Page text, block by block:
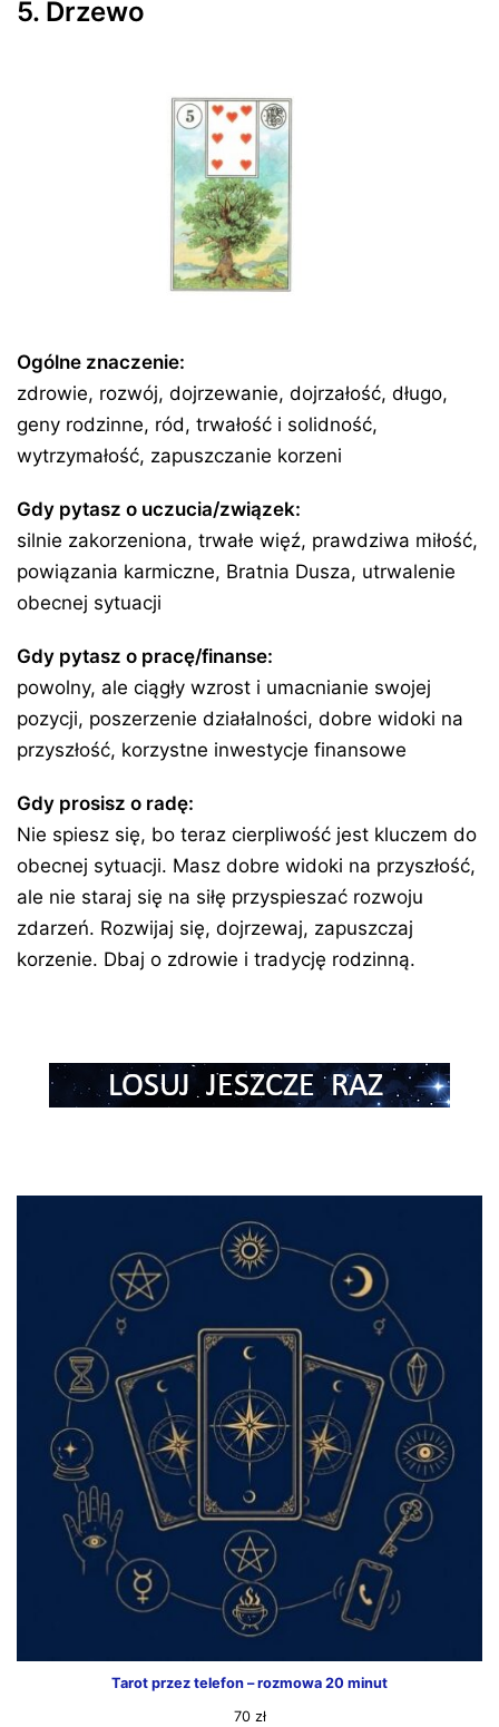
5. Drzewo
Ogólne znaczenie:
zdrowie, rozwój, dojrzewanie, dojrzałość, długo,
geny rodzinne, ród, trwałość i solidność,
wytrzymałość, zapuszczanie korzeni
Gdy pytasz o uczucia/związek:
silnie zakorzeniona, trwałe więź, prawdziwa miłość,
powiązania karmiczne, Bratnia Dusza, utrwalenie
obecnej sytuacji
Gdy pytasz o pracę/finanse:
powolny, ale ciągły wzrost i umacnianie swojej
pozycji, poszerzenie działalności, dobre widoki na
przyszłość, korzystne inwestycje finansowe
Gdy prosisz o radę:
Nie spiesz się, bo teraz cierpliwość jest kluczem do
obecnej sytuacji. Masz dobre widoki na przyszłość,
ale nie staraj się na siłę przyspieszać rozwoju
zdarzeń. Rozwijaj się, dojrzewaj, zapuszczaj
korzenie. Dbaj o zdrowie i tradycję rodzinną.
Tarot przez telefon – rozmowa 20 minut
70 zł